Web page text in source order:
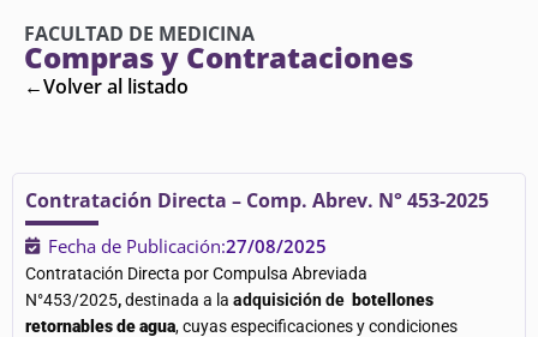
FACULTAD DE MEDICINA
Compras y Contrataciones
←Volver al listado
Contratación Directa – Comp. Abrev. N° 453-2025
Fecha de Publicación:27/08/2025
Contratación Directa por Compulsa Abreviada
N°453/2025,destinada a la adquisición de botellones
retornables de agua, cuyas especificaciones y condiciones